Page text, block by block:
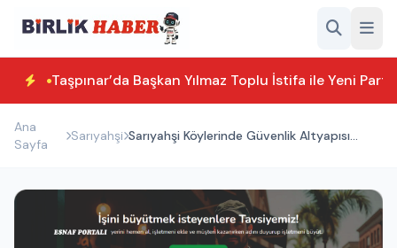
Taşpınar’da Başkan Yılmaz Toplu İstifa ile Yeni
Ana
Sayfa
Sarıyahşi Sarıyahşi Köylerinde Güvenlik Altyapısı